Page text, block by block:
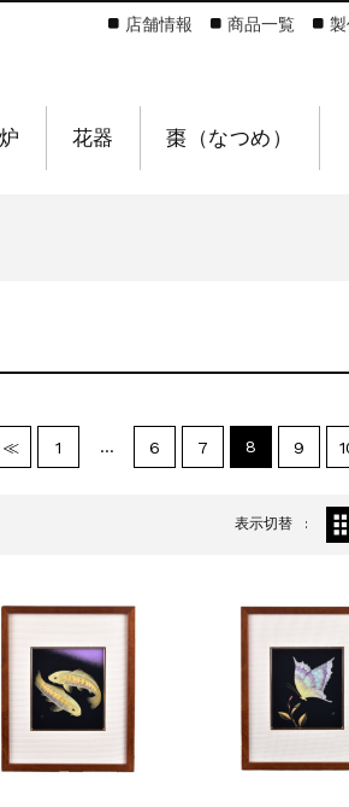
花器 棗（なつめ）
店舗情報 商品一覧
≪ 1 … 6 7 8 9
表示切替